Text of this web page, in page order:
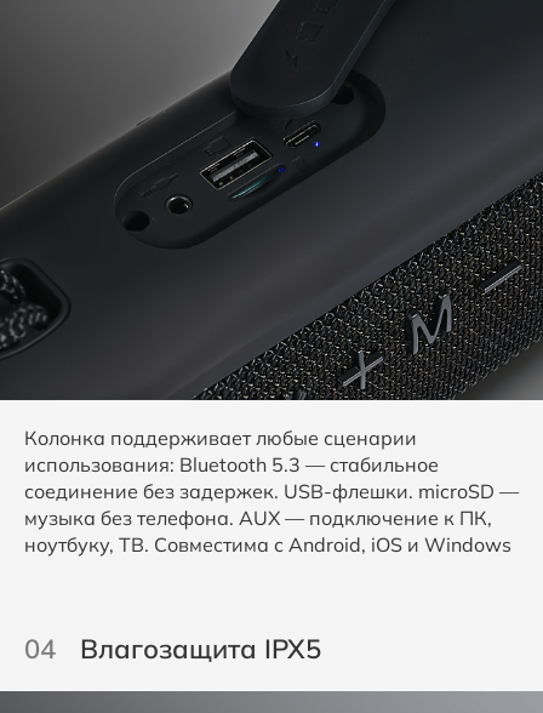
Колонка поддерживает любые сценарии
использования: Bluetooth 5.3 — стабильное
соединение без задержек. USB-флешки. microSD —
музыка без телефона. AUX — подключение к ПК,
ноутбуку, ТВ. Совместима с Android, iOS и Windows
04 Влагозащита IPX5